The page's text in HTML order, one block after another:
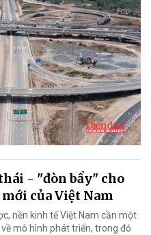
- "đòn bẩy" cho
của Việt Nam
nền kinh tế Việt Nam cần một
mô hình phát triển, trong đó